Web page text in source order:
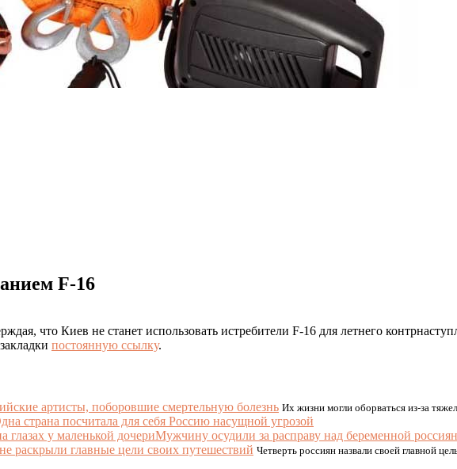
F-16
что Киев не станет использовать истребители F-16 для летнего
постоянную ссылку.
артисты, поборовшие смертельную болезнь Их жизни могли оборваться из-за
страна посчитала для себя Россию насущной угрозой
Мужчину осудили за расправу над беременной
раскрыли главные цели своих путешествий Четверть россиян назвали своей главной